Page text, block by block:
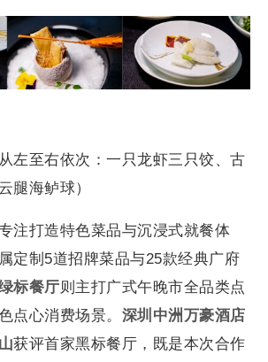
左至右依次：一只龙虾三只饺、古
腿海鲈球）
注打造特色菜品与沉浸式就餐体
定制5道招牌菜品与25款经典广府
标餐厅则主打广式午晚市全品类点
点心消费场景。 深圳中洲万豪酒店
获评首家黑标餐厅，既是本次合作